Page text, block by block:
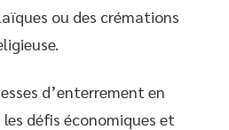
ou des crémations
d’enterrement en
défis économiques et